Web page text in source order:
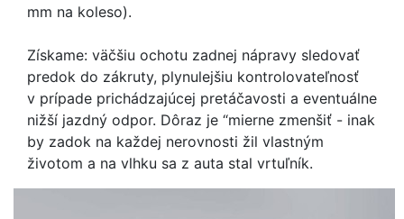
mm na koleso).
Získame: väčšiu ochotu zadnej nápravy sledovať
predok do zákruty, plynulejšiu kontrolovateľnosť
v prípade prichádzajúcej pretáčavosti a eventuálne
nižší jazdný odpor. Dôraz je “mierne zmenšiť - inak
by zadok na každej nerovnosti žil vlastným
životom a na vlhku sa z auta stal vrtuľník.